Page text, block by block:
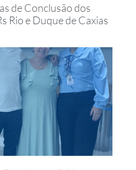
de Conclusão dos
Rio e Duque de Caxias